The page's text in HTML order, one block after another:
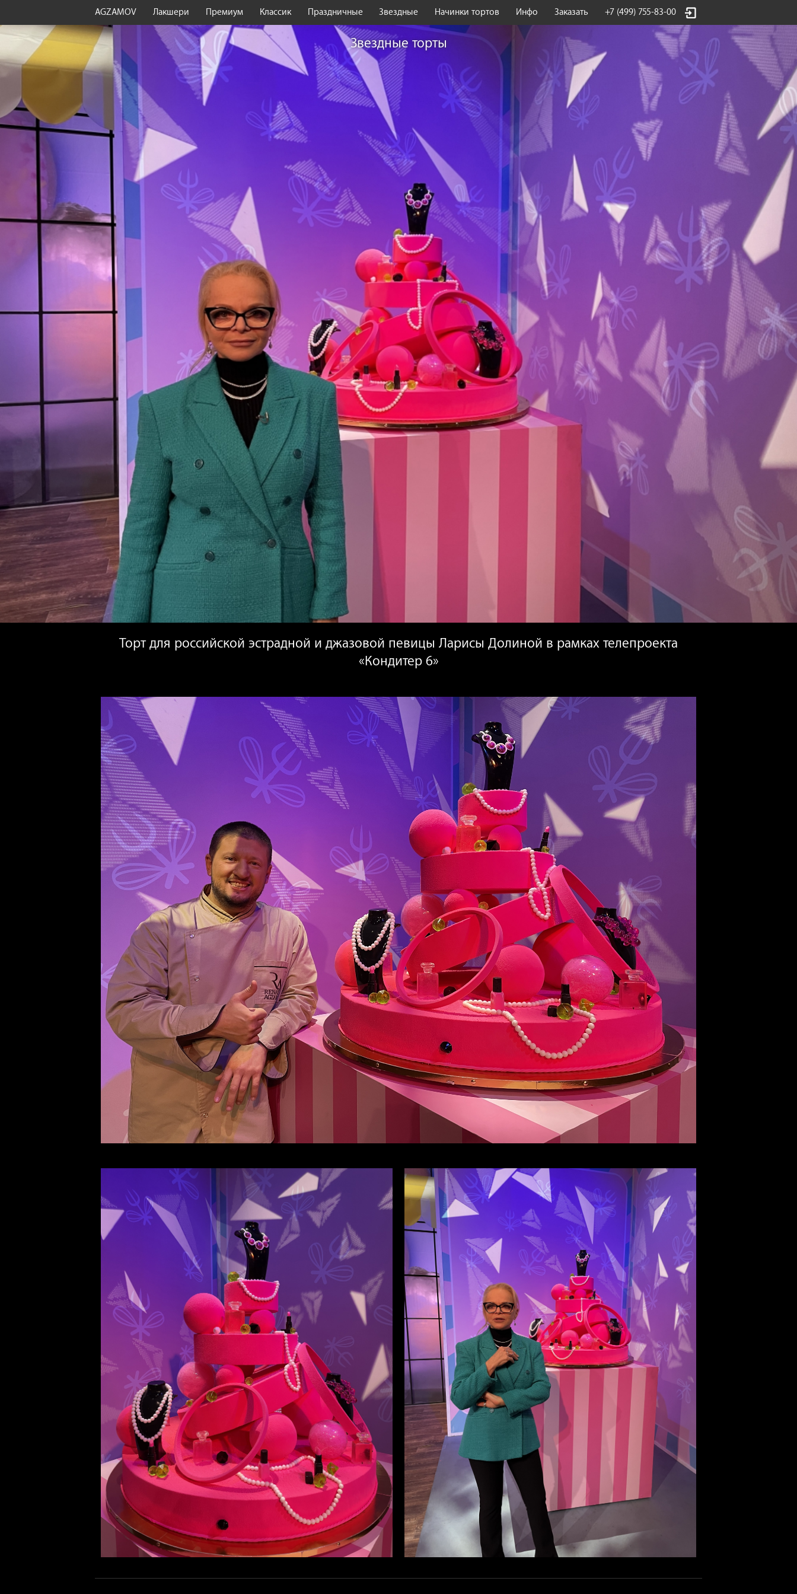
AGZAMOV Лакшери Премиум Классик Праздничные Звездные Начинки тортов Инфо Заказать +7 (499) 755-83-00
Звездные торты
Торт для российской эстрадной и джазовой певицы Ларисы Долиной в рамках телепроекта
«Кондитер 6»